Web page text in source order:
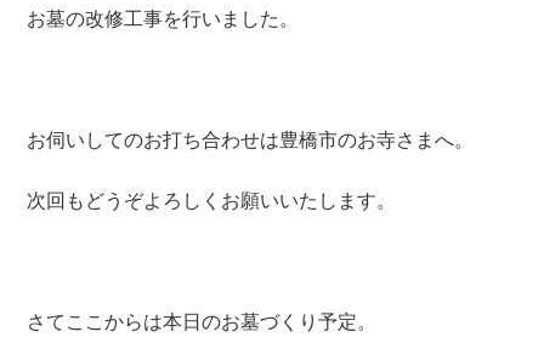
お墓の改修工事を行いました。
お伺いしてのお打ち合わせは豊橋市のお寺さまへ。
次回もどうぞよろしくお願いいたします。
さてここからは本日のお墓づくり予定。